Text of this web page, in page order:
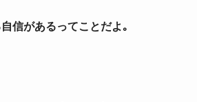
信があるってことだよ｡